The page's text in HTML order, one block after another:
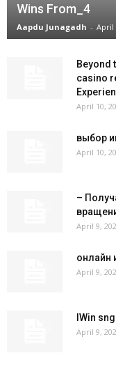
Wins From_4
Aapdu Junagadh - April
Beyond
casino
April 10,
выбор
April 10,
–
April 9,
онлайн
April 9,
IWin
April 9,